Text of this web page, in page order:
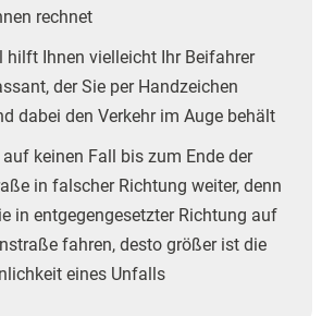
rechnet
hilft Ihnen vielleicht Ihr Beifahrer
der Sie per Handzeichen
dabei den Verkehr im Auge behält
auf keinen Fall bis zum Ende der
in falscher Richtung weiter, denn
in entgegengesetzter Richtung auf
fahren, desto größer ist die
eines Unfalls